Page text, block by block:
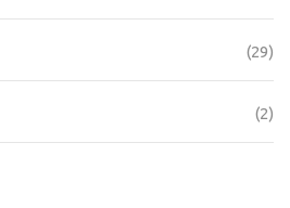
(29)
(2)